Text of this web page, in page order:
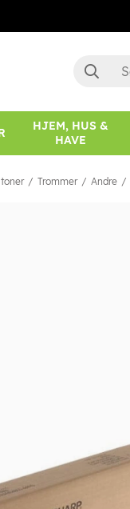
HJEM, HUS &
HAVE
Trommer Andre